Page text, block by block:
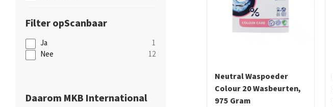
Neutral Waspoeder
Colour 20 Wasbeurten,
975 Gram
Scanbaar
Ja
1
Nee
12
Daarom MKB International